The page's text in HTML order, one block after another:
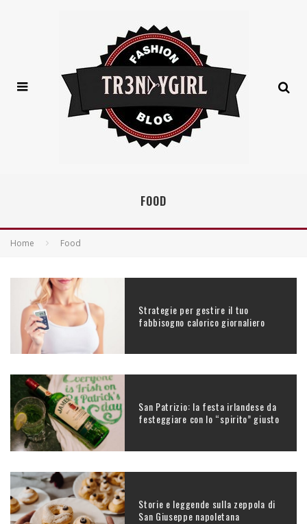
FOOD
Home Food
Strategie per gestire il tuo
fabbisogno calorico giornaliero
San Patrizio: la festa irlandese da
festeggiare con lo “spirito” giusto
Storie e leggende sulla zeppola di
San Giuseppe napoletana